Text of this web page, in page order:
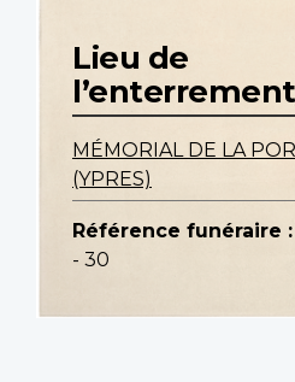
Lieu de
MÉMORIAL DE LA
(YPRES)
Référence funéraire :
- 30